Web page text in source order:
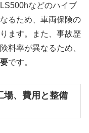
などのハイブ
るため、車両保険の
ます。また、事故歴
料率が異なるため、
です。
場、費用と整備